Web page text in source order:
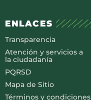
ENLACES
Transparencia
Atención y servicios a
la ciudadanía
PQRSD
Mapa de Sitio
Términos y condiciones